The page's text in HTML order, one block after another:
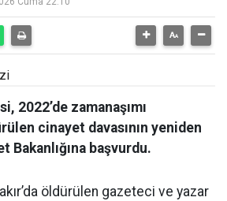
2022’de zamanaşımı
cinayet davasının yeniden
Bakanlığına başvurdu.
öldürülen gazeteci ve yazar